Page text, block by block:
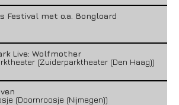
Festival met o.a. Bongloard
Live: Wolfmother
(Zuiderparktheater (Den Haag))
(Doornroosje (Nijmegen))